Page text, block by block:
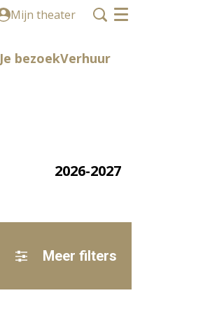
Mijn theater
Je bezoekVerhuur
Menu
2026-2027
Meer filters